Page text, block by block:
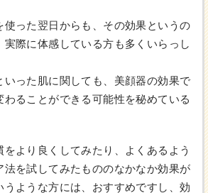
使った翌日からも、その効果というの
実際に体感している方も多くいらっし
いった肌に関しても、美顔器の効果で
わることができる可能性を秘めている
より良くしてみたり、よくあるよう
法を試してみたもののなかなか効果が
うような方には、おすすめですし、効